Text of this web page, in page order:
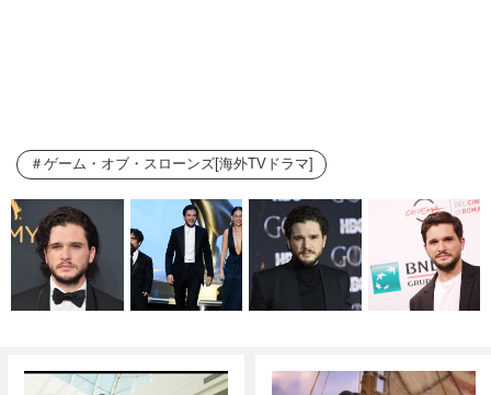
ゲーム・オブ・スローンズ[海外TVドラマ]